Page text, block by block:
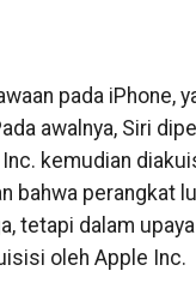
pada iPhone,
awalnya, Siri
kemudian
bahwa perangkat
tetapi dalam
oleh Apple Inc.